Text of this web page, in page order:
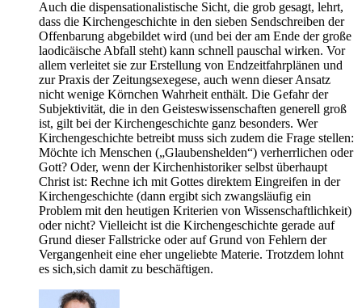
Auch die dispensationalistische Sicht, die grob gesagt, lehrt,
dass die Kirchengeschichte in den sieben Sendschreiben der
Offenbarung abgebildet wird (und bei der am Ende der große
laodicäische Abfall steht) kann schnell pauschal wirken. Vor
allem verleitet sie zur Erstellung von Endzeitfahrplänen und
zur Praxis der Zeitungsexegese, auch wenn dieser Ansatz
nicht wenige Körnchen Wahrheit enthält. Die Gefahr der
Subjektivität, die in den Geisteswissenschaften generell groß
ist, gilt bei der Kirchengeschichte ganz besonders. Wer
Kirchengeschichte betreibt muss sich zudem die Frage stellen:
Möchte ich Menschen („Glaubenshelden“) verherrlichen oder
Gott? Oder, wenn der Kirchenhistoriker selbst überhaupt
Christ ist: Rechne ich mit Gottes direktem Eingreifen in der
Kirchengeschichte (dann ergibt sich zwangsläufig ein
Problem mit den heutigen Kriterien von Wissenschaftlichkeit)
oder nicht? Vielleicht ist die Kirchengeschichte gerade auf
Grund dieser Fallstricke oder auf Grund von Fehlern der
Vergangenheit eine eher ungeliebte Materie. Trotzdem lohnt
es sich,sich damit zu beschäftigen.